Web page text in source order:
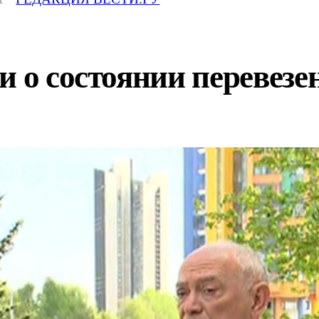
о состоянии